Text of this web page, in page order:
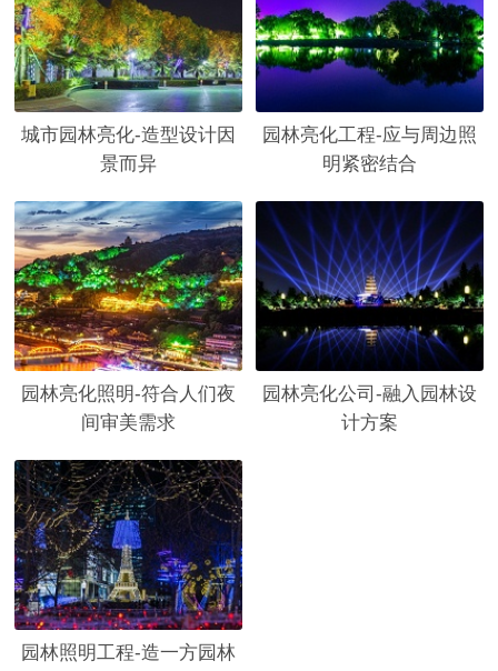
城市园林亮化-造型设计因
景而异
园林亮化工程-应与周边照
明紧密结合
园林亮化照明-符合人们夜
间审美需求
园林亮化公司-融入园林设
计方案
园林照明工程-造一方园林